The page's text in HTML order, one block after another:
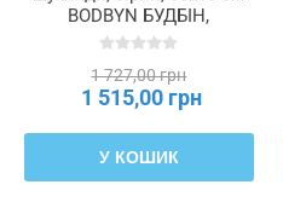
BODBYN БУДБІН,
602.210.51
1 727,00 грн
1 515,00 грн
У КОШИК